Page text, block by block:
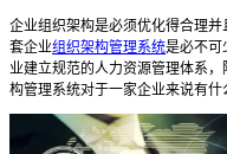
企业组织架构是必须优化得合理
套企业组织架构管理系统是必不可
业建立规范的人力资源管理体系
构管理系统对于一家企业来说有什